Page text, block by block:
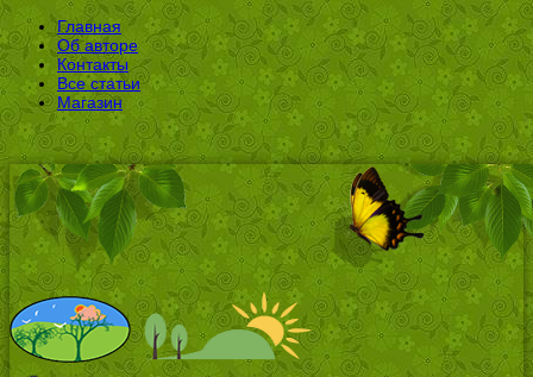
Главная
Об авторе
Контакты
Все статьи
Магазин